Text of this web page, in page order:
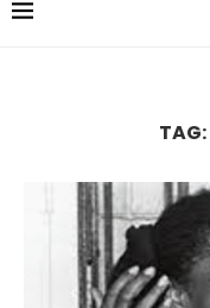
TAG: